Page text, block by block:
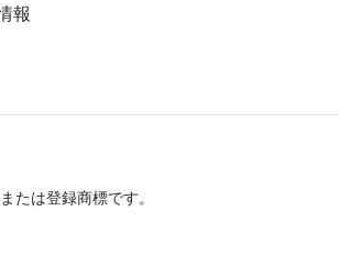
報
たは登録商標です。